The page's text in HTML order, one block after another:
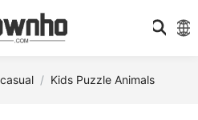
Kids Puzzle Animals